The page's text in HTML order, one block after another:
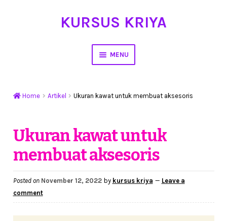
KURSUS KRIYA
MENU
Workshop Membuat Bunga Dari Stocking
Kursus Kerajinan Tangan
My Account
Cart
Home Artikel Ukuran kawat untuk membuat aksesoris
Ukuran kawat untuk
membuat aksesoris
Posted on November 12, 2022 by kursus kriya — Leave a
comment